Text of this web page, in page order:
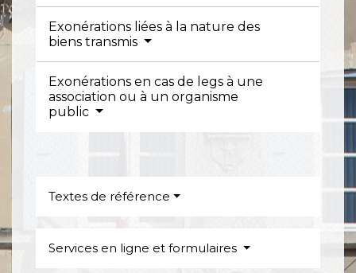
Exonérations liées à la nature des
biens transmis
Exonérations en cas de legs à une
association ou à un organisme
public
Textes de référence
Services en ligne et formulaires